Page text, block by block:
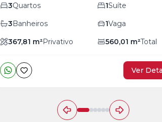
3Quartos 1Suíte
3Banheiros 1Vaga
367,81 m²Privativo 560,01 m²Total
Ver